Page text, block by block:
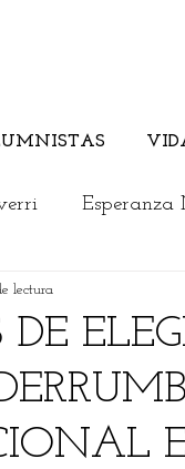
Esperanza
lectura